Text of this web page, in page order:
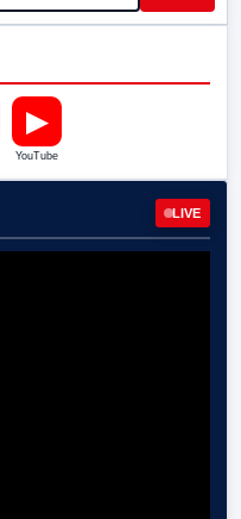
▶
YouTube
LIVE